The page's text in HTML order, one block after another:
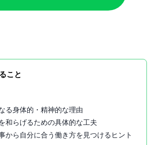
こと
る身体的・精神的な理由
和らげるための具体的な工夫
から自分に合う働き方を見つけるヒント